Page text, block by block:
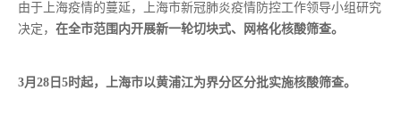
由于上海疫情的蔓延，上海市新冠肺炎疫情防控工作领导小组研究
决定， 在全市范围内开展新一轮切块式、网格化核酸筛查。
3月28日5时起，上海市以黄浦江为界分区分批实施核酸筛查。